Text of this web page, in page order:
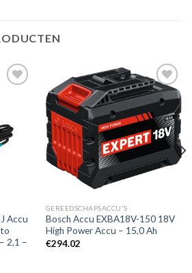
Accu
2,1 –
Toevoegen
aan
verlanglijst
GEREEDSCHAPSACCU'S
Bosch Accu EXBA18V-150 18V
High Power Accu – 15,0 Ah
€294.02